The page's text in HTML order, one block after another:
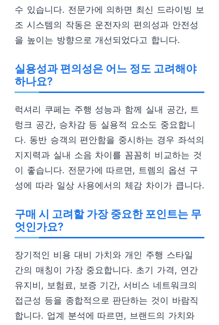
수 있습니다. 전문가에 의하면 최신 드라이빙 보
조 시스템의 작동은 운전자의 편의성과 안전성
을 높이는 방향으로 개선되었다고 합니다.
실용성과 편의성은 어느 정도 고려해야
하나요?
럭셔리 쿠페는 주행 성능과 함께 실내 공간, 트
렁크 공간, 승차감 등 실용적 요소도 중요합니
다. 동반 승객의 편안함을 중시하는 경우 좌석의
지지력과 실내 소음 차이를 꼼꼼히 비교하는 것
이 좋습니다. 전문가에 따르면, 트렘의 옵션 구
성에 따라 일상 사용에서의 체감 차이가 큽니다.
구매 시 고려할 가장 중요한 포인트는 무
엇인가요?
장기적인 비용 대비 가치와 개인 주행 스타일
간의 매칭이 가장 중요합니다. 초기 가격, 연간
유지비, 보험료, 보증 기간, 서비스 네트워크의
접근성 등을 종합적으로 판단하는 것이 바람직
합니다. 업계 분석에 따르면, 브랜드의 가치와